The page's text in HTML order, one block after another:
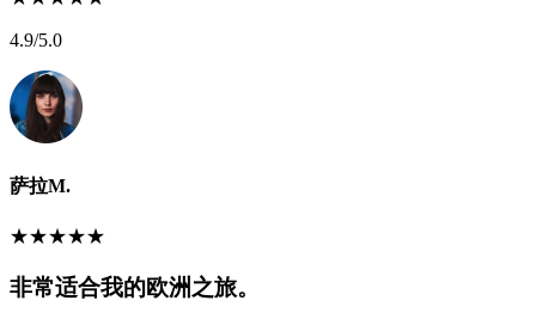
4.9/5.0
萨拉M.
★★★★★
非常适合我的欧洲之旅。